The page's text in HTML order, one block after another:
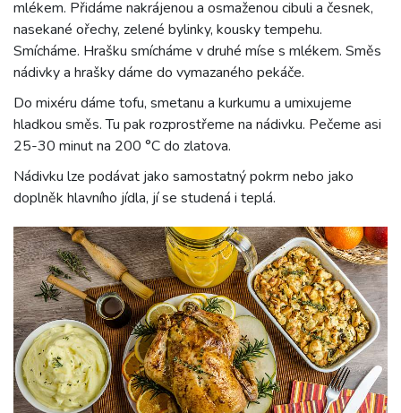
mlékem. Přidáme nakrájenou a osmaženou cibuli a česnek,
nasekané ořechy, zelené bylinky, kousky tempehu.
Smícháme. Hrašku smícháme v druhé míse s mlékem. Směs
nádivky a hrašky dáme do vymazaného pekáče.
Do mixéru dáme tofu, smetanu a kurkumu a umixujeme
hladkou směs. Tu pak rozprostřeme na nádivku. Pečeme asi
25-30 minut na 200 °C do zlatova.
Nádivku lze podávat jako samostatný pokrm nebo jako
doplněk hlavního jídla, jí se studená i teplá.